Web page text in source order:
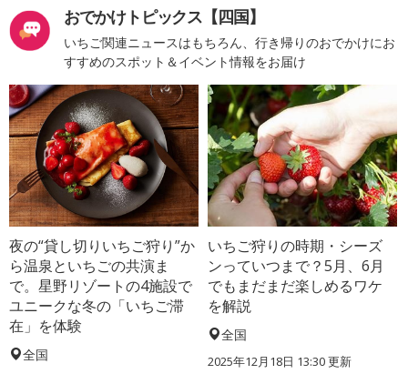
おでかけトピックス【四国】
いちご関連ニュースはもちろん、行き帰りのおでかけにお
すすめのスポット＆イベント情報をお届け
夜の“貸し切りいちご狩り”か
ら温泉といちごの共演ま
で。星野リゾートの4施設で
ユニークな冬の「いちご滞
在」を体験
全国
いちご狩りの時期・シーズ
ンっていつまで？5月、6月
でもまだまだ楽しめるワケ
を解説
全国
2025年12月18日 13:30 更新